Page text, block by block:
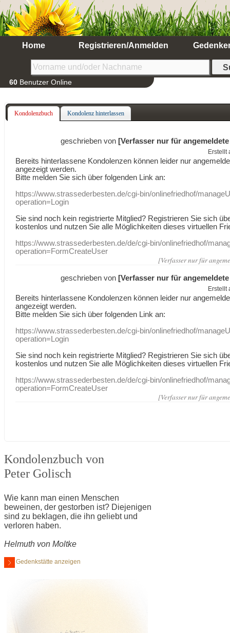
Home Registrieren/Anmelden
60 Benutzer Online
Kondolenzbuch Kondolenz hinterlassen
geschrieben von [Verfasser nur für
Erstellt
Bereits hinterlassene Kondolenzen können leider nur
angezeigt werden.
Bitte melden Sie sich über folgenden Link an:
https://www.strassederbesten.de/cgi-bin/onlinefriedhof/
operation=Login
Sie sind noch kein registrierte Mitglied? Registrieren Sie sich
kostenlos und nutzen Sie alle Möglichkeiten dieses virtuellen
https://www.strassederbesten.de/de/cgi-bin/onlinefriedhof/
operation=FormCreateUser
[Verfasser nur für
geschrieben von [Verfasser nur für
Erstellt
Bereits hinterlassene Kondolenzen können leider nur
angezeigt werden.
Bitte melden Sie sich über folgenden Link an:
https://www.strassederbesten.de/cgi-bin/onlinefriedhof/
operation=Login
Sie sind noch kein registrierte Mitglied? Registrieren Sie sich
kostenlos und nutzen Sie alle Möglichkeiten dieses virtuellen
https://www.strassederbesten.de/de/cgi-bin/onlinefriedhof/
operation=FormCreateUser
[Verfasser nur für
Kondolenzbuch von
Peter Golisch
Wie kann man einen Menschen
beweinen, der gestorben ist? Diejenigen
sind zu beklagen, die ihn geliebt und
verloren haben.
Helmuth von Moltke
Gedenkstätte anzeigen